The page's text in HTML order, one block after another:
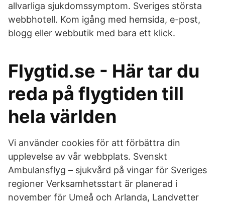
allvarliga sjukdomssymptom. Sveriges största
webbhotell. Kom igång med hemsida, e-post,
blogg eller webbutik med bara ett klick.
Flygtid.se - Här tar du
reda på flygtiden till
hela världen
Vi använder cookies för att förbättra din
upplevelse av vår webbplats. Svenskt
Ambulansflyg – sjukvård på vingar för Sveriges
regioner Verksamhetsstart är planerad i
november för Umeå och Arlanda, Landvetter